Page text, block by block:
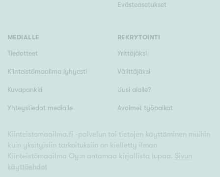
Evästeasetukset
MEDIALLE
Tiedotteet
Kiinteistömaailma lyhyesti
Kuvapankki
Yhteystiedot medialle
REKRYTOINTI
Yrittäjäksi
Välittäjäksi
Uusi alalle?
Avoimet työpaikat
Kiinteistomaailma.fi -palvelun tai tietojen käyttäminen muihin
kuin yksityisiin tarkoituksiin on kielletty ilman
Kiinteistömaailma Oy:n antamaa kirjallista lupaa. Sivun
käyttöehdot